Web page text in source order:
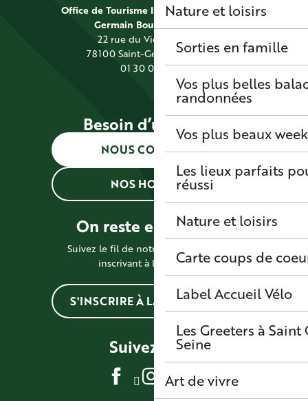
Nature et loisirs
Sorties en famille
Vos plus belles
randonnées
Vos plus beaux
Les lieux parfaits
réussi
Nature et loisirs
Carte coups de
Label Accueil Vélo
Les Greeters à
Seine
Art de vivre
Office de Tourisme Intercommunal Saint
Germain Boucles de Seine
22 rue du Vieil Abreuvoir
78100 Saint-Germain-en-Laye
01 30 09 39 89
Besoin d’une info ?
NOUS CONTACTER
NOS HORAIRES
On reste en contact !
Suivez le fil de notre actualité en vous
inscrivant à la newsletter
S'INSCRIRE À LA NEWSLETTER
Suivez-nous